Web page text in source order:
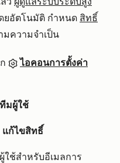
ยอัตโนมัติ กำหนด สิทธิ์
มความจำเป็น
ไอคอนการตั้งค่า
มผู้ใช้
แก้ไขสิทธิ์
ช้สำหรับอีเมลการ